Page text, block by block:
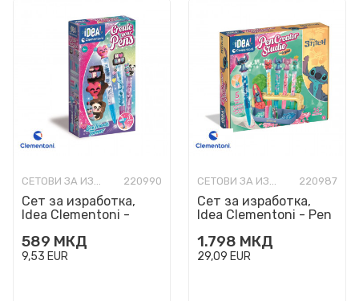
СЕТОВИ ЗА ИЗРАБОТКА 220990
Сет за изработка,
Idea Clementoni -
589 МКД
9,53 EUR
СЕТОВИ ЗА ИЗРАБОТКА 220987
Сет за изработка,
Idea Clementoni - Pen
1.798 МКД
29,09 EUR